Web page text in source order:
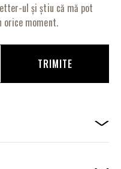
ul și știu că mă pot
orice moment.
TRIMITE